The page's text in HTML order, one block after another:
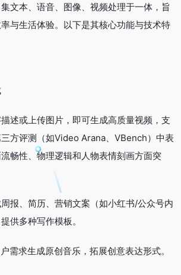
文本、语音、图像、视频处理于一体，旨
与生活体验。以下是其核心功能与技术特
述或上传图片，即可生成高质量视频，支
方评测（如Video Arana、VBench）中表
畅性、物理逻辑和人物表情刻画方面突
报、简历、营销文案（如小红书/公众号内
供多种写作模板。
需求生成原创音乐，拓展创意表达形式。